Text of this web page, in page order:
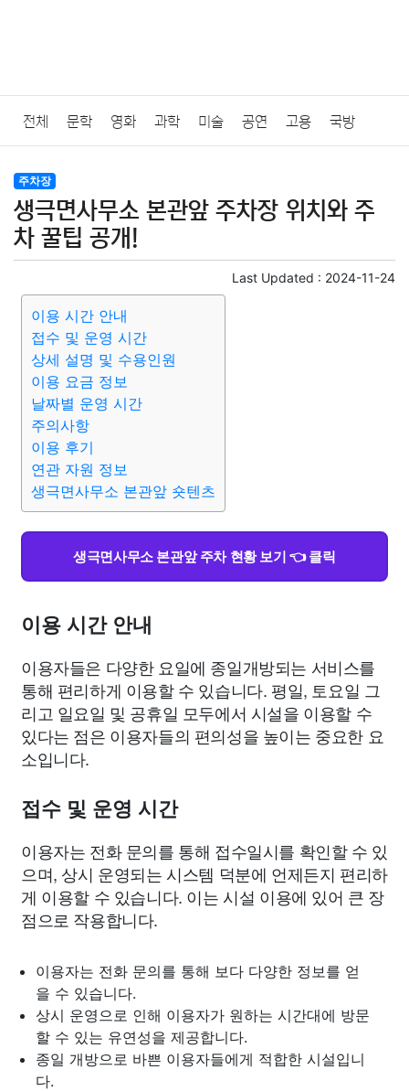
전체 문학 영화 과학 미술 공연 고용 국방
법률
질병 가요 방송 일상 주식 암호화폐 블록체인
미용 증권 인테리어
요리 상품리뷰
대출 자동차 취미
종교 사회
부동산 외국어
주차장
생극면사무소 본관앞 주차장 위치와 주
차 꿀팁 공개!
Last Updated : 2024-11-24
이용 시간 안내
접수 및 운영 시간
상세 설명 및 수용인원
이용 요금 정보
날짜별 운영 시간
주의사항
이용 후기
연관 자원 정보
생극면사무소 본관앞 숏텐츠
생극면사무소 본관앞 주차 현황 보기 👈 클릭
이용 시간 안내
이용자들은 다양한 요일에 종일개방되는 서비스를
통해 편리하게 이용할 수 있습니다. 평일, 토요일 그
리고 일요일 및 공휴일 모두에서 시설을 이용할 수
있다는 점은 이용자들의 편의성을 높이는 중요한 요
소입니다.
접수 및 운영 시간
이용자는 전화 문의를 통해 접수일시를 확인할 수 있
으며, 상시 운영되는 시스템 덕분에 언제든지 편리하
게 이용할 수 있습니다. 이는 시설 이용에 있어 큰 장
점으로 작용합니다.
이용자는 전화 문의를 통해 보다 다양한 정보를 얻
을 수 있습니다.
상시 운영으로 인해 이용자가 원하는 시간대에 방문
할 수 있는 유연성을 제공합니다.
종일 개방으로 바쁜 이용자들에게 적합한 시설입니
다.